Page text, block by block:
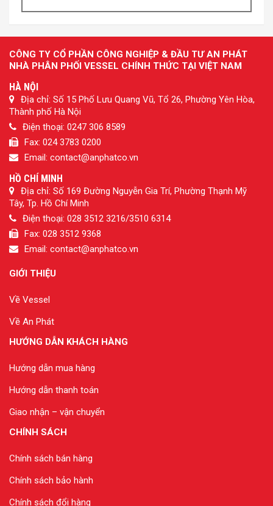
CÔNG TY CỔ PHẦN CÔNG NGHIỆP & ĐẦU TƯ AN PHÁT
NHÀ PHÂN PHỐI VESSEL CHÍNH THỨC TẠI VIỆT NAM
HÀ NỘI
Địa chỉ: Số 15 Phố Lưu Quang Vũ, Tổ 26, Phường Yên Hòa,
Thành phố Hà Nội
Điện thoại: 0247 306 8589
Fax: 024 3783 0200
Email: contact@anphatco.vn
HỒ CHÍ MINH
Địa chỉ: Số 169 Đường Nguyễn Gia Trí, Phường Thạnh Mỹ
Tây, Tp. Hồ Chí Minh
Điện thoại: 028 3512 3216/3510 6314
Fax: 028 3512 9368
Email: contact@anphatco.vn
GIỚI THIỆU
Về Vessel
Về An Phát
HƯỚNG DẪN KHÁCH HÀNG
Hướng dẫn mua hàng
Hướng dẫn thanh toán
Giao nhận – vận chuyển
CHÍNH SÁCH
Chính sách bán hàng
Chính sách bảo hành
Chính sách đổi hàng